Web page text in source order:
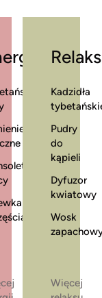
Relaks
Kadzidła
Pudry
do
kąpieli
Dyfuzor
kwiatowy
Wosk
Więcej